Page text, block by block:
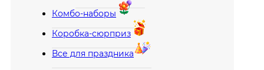
Комбо-наборы
Коробка-сюрприз
Все для праздника